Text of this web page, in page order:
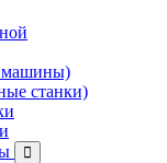
машины)
станки)